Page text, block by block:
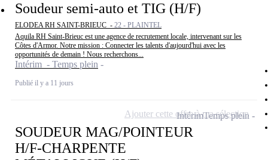
Soudeur semi-auto et TIG (H/F)
ELODEA RH SAINT-BRIEUC - 22 - PLAINTEL
Aquila RH Saint-Brieuc est une agence de recrutement locale, intervenant sur les
Côtes d'Armor. Notre mission : Connecter les talents d'aujourd'hui avec les
opportunités de demain ! Nous recherchons...
Intérim - Temps plein
Publié il y a 11 jours
SOUDEUR MAG/POINTEUR
H/F-CHARPENTE
IntérimTemps plein
Ajouter cette offre à ma sélection